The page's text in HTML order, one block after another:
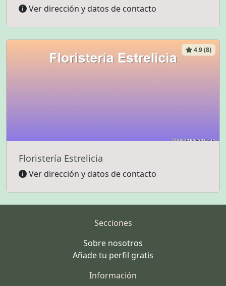
Ver dirección y datos de contacto
4.9 (8)
Floristería Estrelicia
Ver dirección y datos de contacto
Secciones
Sobre nosotros
Añade tu perfil gratis
Información